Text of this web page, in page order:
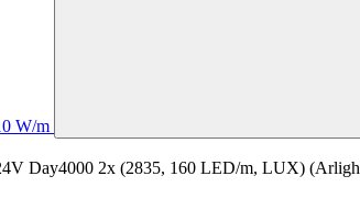
W/m
Day4000 2x (2835, 160 LED/m, LUX)